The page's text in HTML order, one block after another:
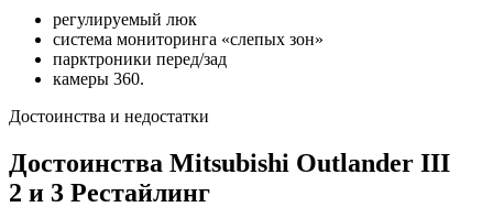
регулируемый люк
система мониторинга «слепых зон»
парктроники перед/зад
камеры 360.
Достоинства и недостатки
Достоинства Mitsubishi Outlander III
2 и 3 Рестайлинг